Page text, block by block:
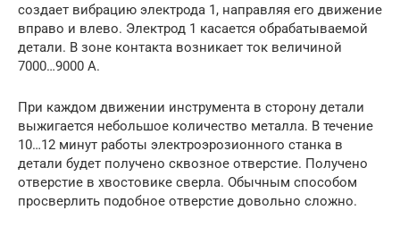
создает вибрацию электрода 1, направляя его движение
вправо и влево. Электрод 1 касается обрабатываемой
детали. В зоне контакта возникает ток величиной
7000…9000 А.
При каждом движении инструмента в сторону детали
выжигается небольшое количество металла. В течение
10…12 минут работы электроэрозионного станка в
детали будет получено сквозное отверстие. Получено
отверстие в хвостовике сверла. Обычным способом
просверлить подобное отверстие довольно сложно.